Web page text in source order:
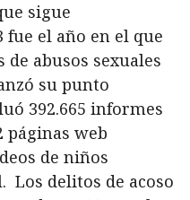
sigue
fue el año en el que
abusos sexuales
su punto
392.665 informes
páginas web
de niños
Los delitos de acoso